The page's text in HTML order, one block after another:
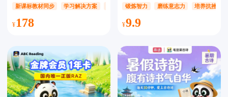
VIP【1年卡/2年卡】，
升级回归！价值千元小
步学免费学，提供全场
景学习解决方案（拍-搜-
测-评一步到位）
新课标教材同步 学习解决方案 拍-搜-测-评
178
围棋7日训练营‍‍，10集AI
围棋课+1套专业围棋礼
互动/游戏式练习闯关/智
能对弈，让孩子爱上围
棋！
锻炼智力 磨练意志力 培养抗挫力
9.9